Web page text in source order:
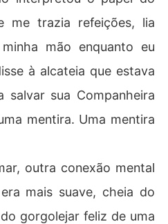
me trazia refeições, lia
mão enquanto eu
à alcateia que estava
sua Companheira
mentira. Uma mentira
outra conexão mental
mais suave, cheia do
gorgolejar feliz de uma